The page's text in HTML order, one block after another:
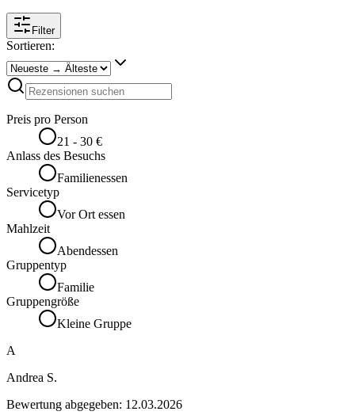
Filter
Sortieren:
Preis pro Person
21 - 30 €
Anlass des Besuchs
Familienessen
Servicetyp
Vor Ort essen
Mahlzeit
Abendessen
Gruppentyp
Familie
Gruppengröße
Kleine Gruppe
A
Andrea S.
Bewertung abgegeben: 12.03.2026